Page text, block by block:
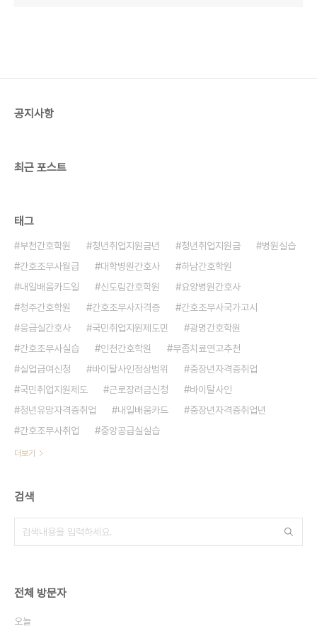
공지사항
최근 포스트
태그
부천간호학원 청년취업지원금년 청년취업지원금
병원실습
간호조무사월급
대학병원간호사
하남간호학원
내일배움카드일
신도림간호학원
요양병원간호사
청주간호학원
간호조무사자격증
간호조무사국가고시
응급실간호사
국민취업지원제도민
광명간호학원
간호조무사실습
인천간호학원
무좀치료연고추천
실업급여신청
바이탈사인정상범위
중장년자격증취업
국민취업지원제도
근로장려금신청
바이탈사인
청년유망자격증취업
내일배움카드
중장년자격증취업년
간호조무사취업
중앙공급실실습
더보기
검색
전체 방문자
오늘